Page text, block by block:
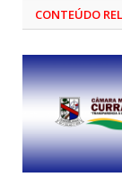
CONTEÚDO